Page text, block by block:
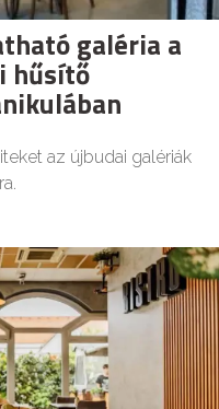
galéria a
hűsítő
az újbudai galériák